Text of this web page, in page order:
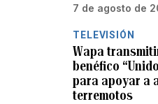
7 de agosto de
TELEVISIÓN
Wapa
benéfico
para apoyar a
terremotos